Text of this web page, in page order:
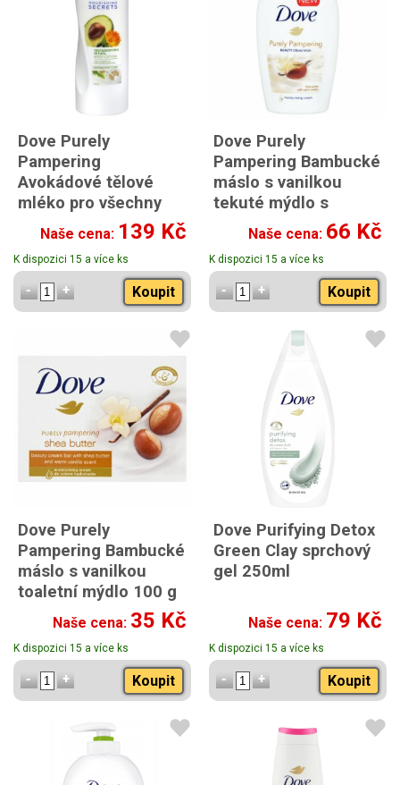
Dove Purely
Pampering
Avokádové tělové
mléko pro všechny
typy pleti 400 ml
Naše cena: 139 Kč
K dispozici 15 a více ks
Koupit
Dove Purely
Pampering Bambucké
máslo s vanilkou
tekuté mýdlo s
dávkovačem 250 ml
Naše cena: 66 Kč
K dispozici 15 a více ks
Koupit
Dove Purely
Pampering Bambucké
máslo s vanilkou
toaletní mýdlo 100 g
Naše cena: 35 Kč
K dispozici 15 a více ks
Koupit
Dove Purifying Detox
Green Clay sprchový
gel 250ml
Naše cena: 79 Kč
K dispozici 15 a více ks
Koupit